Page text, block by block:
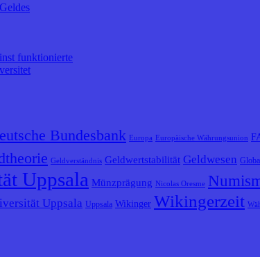
funktionierte
Bundesbank Europa Europäische Währungsunion
Geldverständnis Geldwertstabilität Geldwesen
Uppsala Münzprägung Nicolas Oresme
Uppsala Uppsala Wikinger Wikingerzeit